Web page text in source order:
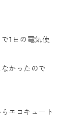
1日の電気使
かったので
エコキュート